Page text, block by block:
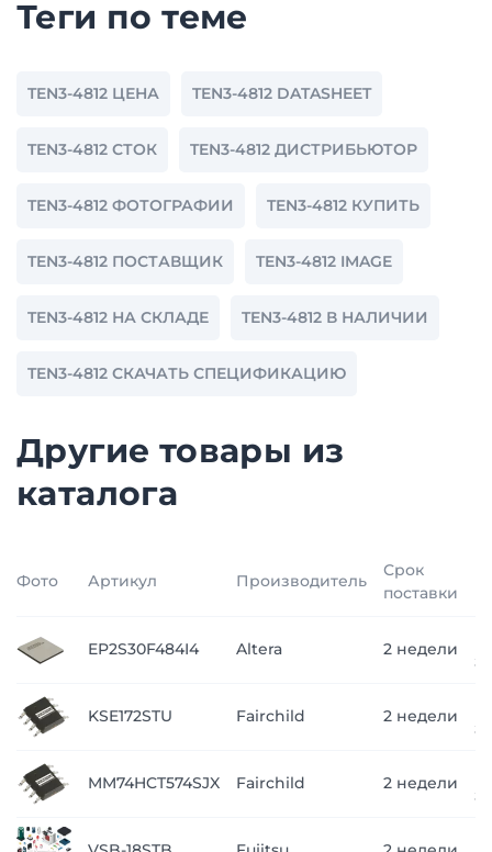
Теги по теме
TEN3-4812 ЦЕНА TEN3-4812 DATASHEET
TEN3-4812 СТОК TEN3-4812 ДИСТРИБЬЮТОР
TEN3-4812 ФОТОГРАФИИ TEN3-4812 КУПИТЬ
TEN3-4812 ПОСТАВЩИК TEN3-4812 IMAGE
TEN3-4812 НА СКЛАДЕ TEN3-4812 В НАЛИЧИИ
TEN3-4812 СКАЧАТЬ СПЕЦИФИКАЦИЮ
Другие товары из
каталога
Фото Артикул Производитель
Срок
поставки
EP2S30F484I4 Altera 2 недели
KSE172STU Fairchild 2 недели
MM74HCT574SJX Fairchild 2 недели